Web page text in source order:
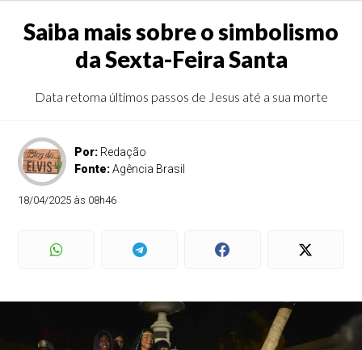
Saiba mais sobre o simbolismo
da Sexta-Feira Santa
Data retoma últimos passos de Jesus até a sua morte
Por: Redação
Fonte:Agência Brasil
18/04/2025 às 08h46